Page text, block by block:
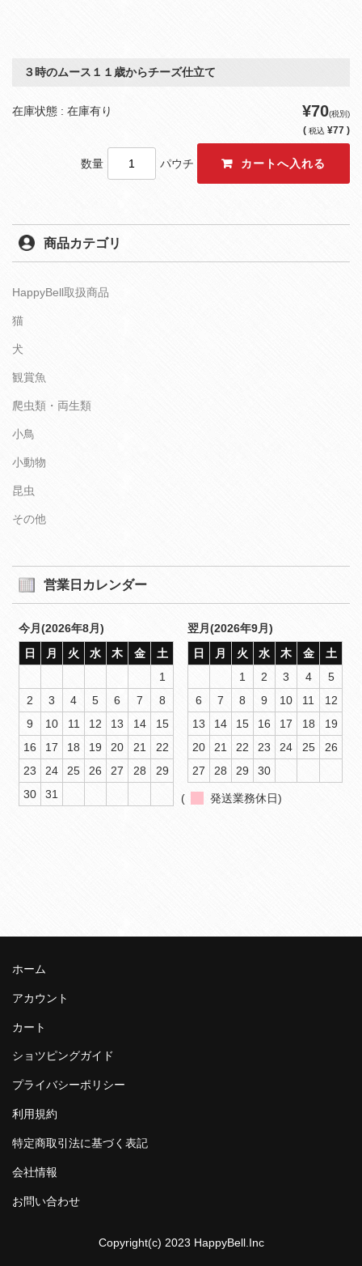
３時のムース１１歳からチーズ仕立て
在庫状態 : 在庫有り ¥70(税別)
( 税込 ¥77 )
数量 パウチ
商品カテゴリ
HappyBell取扱商品
猫
犬
観賞魚
爬虫類・両生類
小鳥
小動物
昆虫
その他
営業日カレンダー
今月(2026年8月)
日
月 火 水 木 金
土
1
2
3 4 5 6 7
8
9
10 11 12 13 14
15
16
17 18 19 20 21
22
23
24 25 26 27 28
29
30
31
翌月(2026年9月)
日
月 火 水 木 金
土
1
2 3 4
5
6
7 8 9 10 11
12
13
14 15 16 17 18
19
20
21 22 23 24 25
26
27
28 29 30
( 発送業務休日)
ホーム
アカウント
カート
ショツピングガイド
プライバシーポリシー
利用規約
特定商取引法に基づく表記
会社情報
お問い合わせ
Copyright(c) 2023 HappyBell.Inc